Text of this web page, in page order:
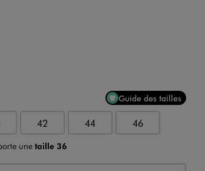
Guide des tailles
42 44 46
unetaille 36